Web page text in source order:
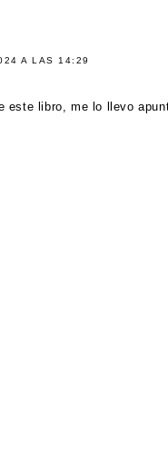
A LAS 14:29
este libro, me lo llevo